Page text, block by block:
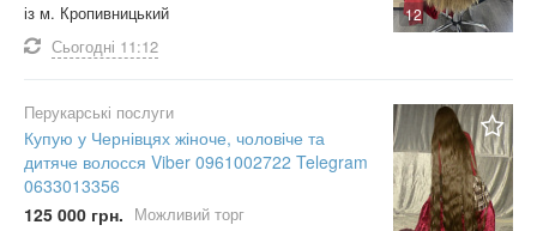
12
із м. Кропивницький
Сьогодні 11:12
Перукарські послуги
Купую у Чернівцях жіноче, чоловіче та
дитяче волосся Viber 0961002722 Telegram
0633013356
125 000 грн. Можливий торг